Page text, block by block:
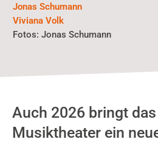
Jonas Schumann
Viviana Volk
Fotos:Jonas Schumann
Auch 2026 bringt das
Musiktheater ein